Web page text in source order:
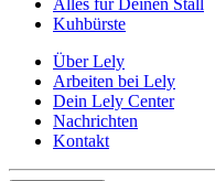
Kuhbürste
Über Lely
Arbeiten bei Lely
Dein Lely Center
Nachrichten
Kontakt